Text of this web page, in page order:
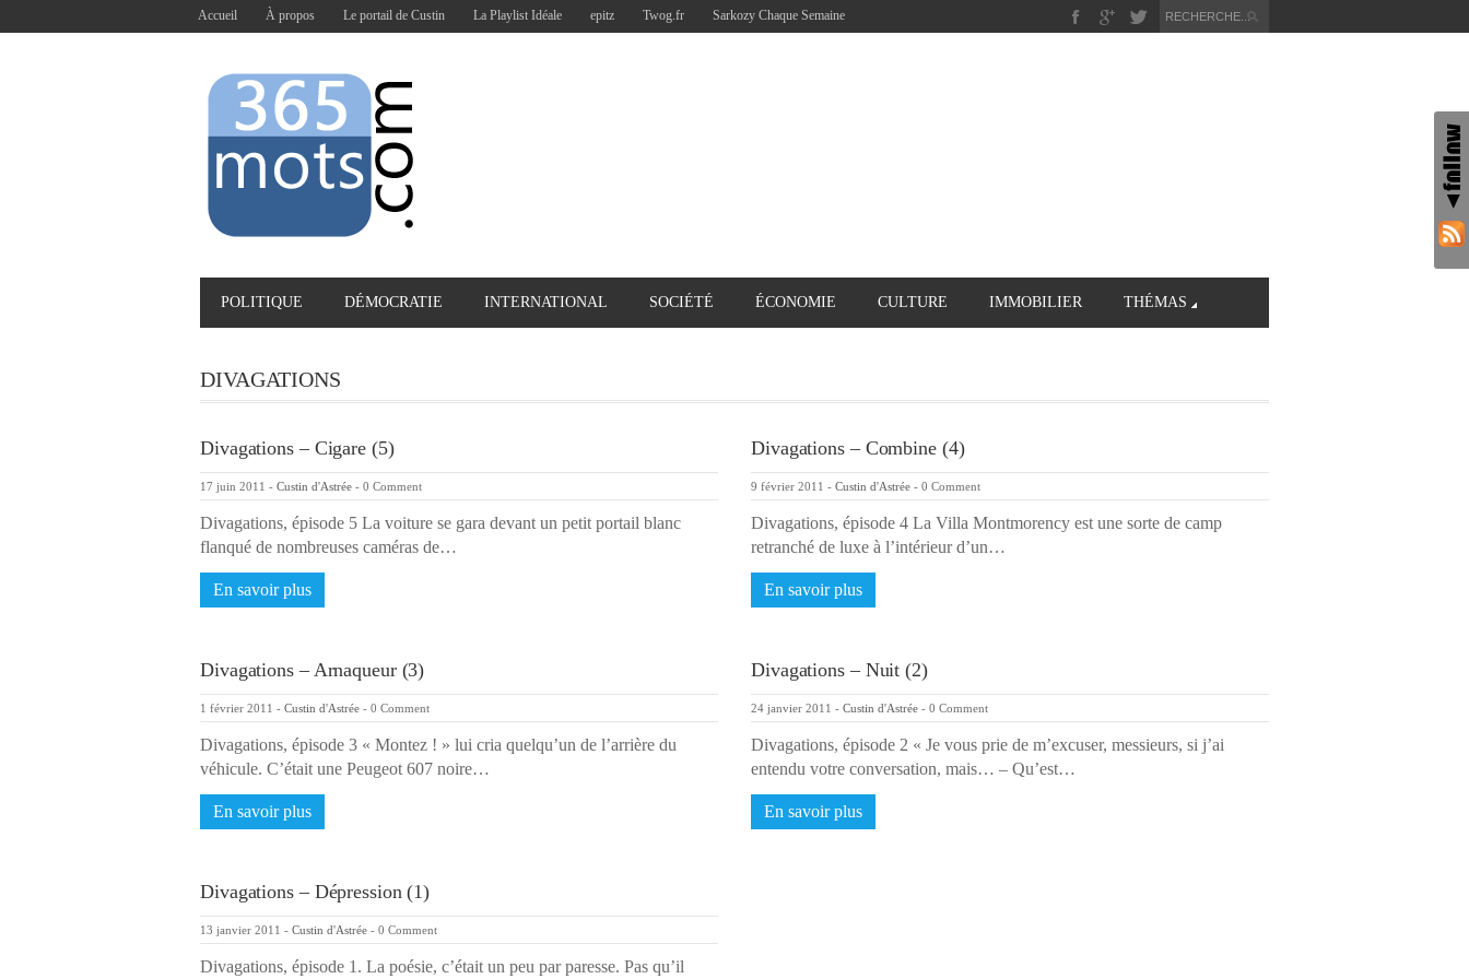
Accueil À propos Le portail de Custin La Playlist Idéale epitz Twog.fr Sarkozy Chaque Semaine
POLITIQUE DÉMOCRATIE INTERNATIONAL SOCIÉTÉ ÉCONOMIE CULTURE IMMOBILIER THÉMAS
DIVAGATIONS
Divagations – Cigare (5)
17 juin 2011 - Custin d'Astrée - 0 Comment
Divagations, épisode 5 La voiture se gara devant un petit portail blanc
flanqué de nombreuses caméras de…
En savoir plus
Divagations – Combine (4)
9 février 2011 - Custin d'Astrée - 0 Comment
Divagations, épisode 4 La Villa Montmorency est une sorte de camp
retranché de luxe à l’intérieur d’un…
En savoir plus
Divagations – Arnaqueur (3)
1 février 2011 - Custin d'Astrée - 0 Comment
Divagations, épisode 3 « Montez ! » lui cria quelqu’un de l’arrière du
véhicule. C’était une Peugeot 607 noire…
En savoir plus
Divagations – Nuit (2)
24 janvier 2011 - Custin d'Astrée - 0 Comment
Divagations, épisode 2 « Je vous prie de m’excuser, messieurs, si j’ai
entendu votre conversation, mais… – Qu’est…
En savoir plus
Divagations – Dépression (1)
13 janvier 2011 - Custin d'Astrée - 0 Comment
Divagations, épisode 1. La poésie, c’était un peu par paresse. Pas qu’il